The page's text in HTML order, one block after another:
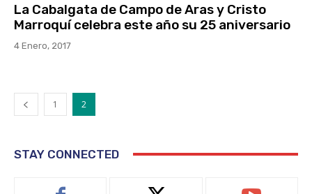
La Cabalgata de Campo de Aras y Cristo
Marroquí celebra este año su 25 aniversario
4 Enero, 2017
1 2
STAY CONNECTED